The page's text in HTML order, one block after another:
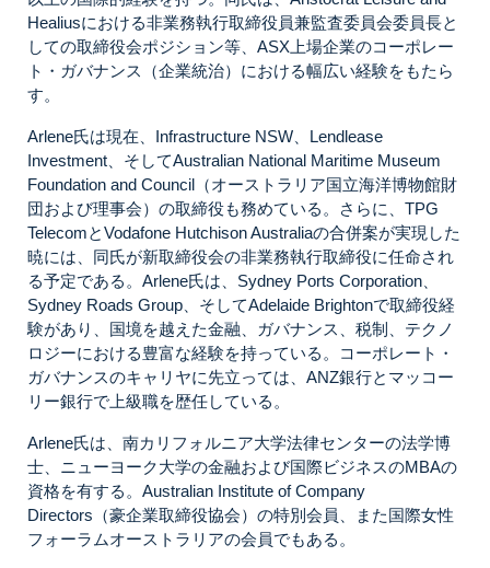
Healiusにおける非業務執行取締役員兼監査委員会委員長と
しての取締役会ポジション等、ASX上場企業のコーポレー
ト・ガバナンス（企業統治）における幅広い経験をもたら
す。
Arlene氏は現在、Infrastructure NSW、Lendlease
Investment、そしてAustralian National Maritime Museum
Foundation and Council（オーストラリア国立海洋博物館財
団および理事会）の取締役も務めている。さらに、TPG
TelecomとVodafone Hutchison Australiaの合併案が実現した
暁には、同氏が新取締役会の非業務執行取締役に任命され
る予定である。Arlene氏は、Sydney Ports Corporation、
Sydney Roads Group、そしてAdelaide Brightonで取締役経
験があり、国境を越えた金融、ガバナンス、税制、テクノ
ロジーにおける豊富な経験を持っている。コーポレート・
ガバナンスのキャリヤに先立っては、ANZ銀行とマッコー
リー銀行で上級職を歴任している。
Arlene氏は、南カリフォルニア大学法律センターの法学博
士、ニューヨーク大学の金融および国際ビジネスのMBAの
資格を有する。Australian Institute of Company
Directors（豪企業取締役協会）の特別会員、また国際女性
フォーラムオーストラリアの会員でもある。